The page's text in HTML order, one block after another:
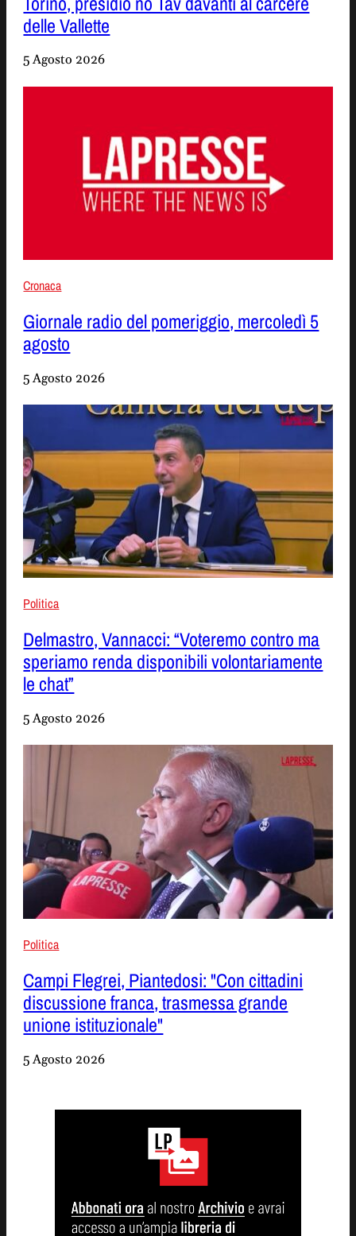
delle Vallette
5 Agosto 2026
Cronaca
Giornale radio del pomeriggio, mercoledì 5
agosto
5 Agosto 2026
Politica
Delmastro, Vannacci: “Voteremo contro ma
speriamo renda disponibili volontariamente
le chat”
5 Agosto 2026
Politica
Campi Flegrei, Piantedosi: "Con cittadini
discussione franca, trasmessa grande
unione istituzionale"
5 Agosto 2026